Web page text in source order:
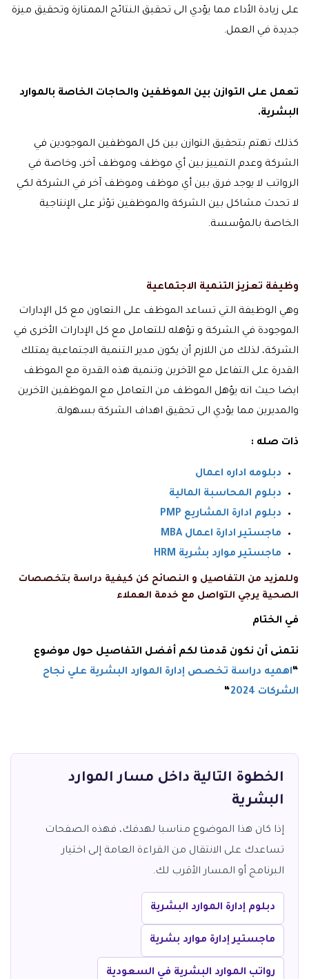
على زيادة الأداء مما يؤدي الى تحقيق النتائج الممتازة وتحقيق ميزة
جديدة في العمل.
تعمل على التوازن بين الموظفين والحاجات الخاصة بالموارد
البشرية.
كذلك تهتم بتحقيق التوازن بين كل الموظفين الموجودين في
الشركة وعدم التمييز بين أي موظف وموظف آخر، وخاصة في
الرواتب لا يوجد فرق بين أي موظف وموظف آخر في الشركة لكي
لا تحدث مشاكل بين الشركة والموظفين تؤثر على الإنتاجية
الخاصة بالمؤسسة.
وظيفة تعزيز التنمية الاجتماعية
وهي الوظيفة التي تساعد الموظف على التعاون مع كل الإدارات
الموجودة في الشركة و تؤهله للتعامل مع كل الإدارات الأخرى في
الشركة، لذلك من اللازم أن يكون مدير التنمية الاجتماعية يمتلك
القدرة على التفاعل مع الآخرين وتنمية هذه القدرة مع الموظف
ايضا حيث انه يؤهل الموظف من التعامل مع الموظفين الآخرين
والمديرين مما يؤدي الى تحقيق اهداف الشركة بسهولة.
ذات صله :
دبلومه اداره اعمال
دبلوم المحاسبة المالية
دبلوم ادارة المشاريع PMP
ماجستير ادارة اعمال MBA
ماجستير موارد بشرية HRM
وللمزيد من التفاصيل و النصائح كن كيفية دراسة بتخصصات
الصحية يرجي التواصل مع خدمة العملاء
في الختام
نتمنى أن نكون قدمنا لكم أفضل التفاصيل حول موضوع
“اهميه دراسة تخصص إدارة الموارد البشرية علي نجاح
الشركات 2024
“
الخطوة التالية داخل مسار الموارد
البشرية
إذا كان هذا الموضوع مناسبا لهدفك، فهذه الصفحات
تساعدك على الانتقال من القراءة العامة إلى اختيار
البرنامج أو المسار الأقرب لك.
دبلوم إدارة الموارد البشرية
ماجستير إدارة موارد بشرية
رواتب الموارد البشرية في السعودية